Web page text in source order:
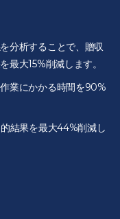
分析することで、贈収
最大15%削減します。
業にかかる時間を90%
結果を最大44%削減し